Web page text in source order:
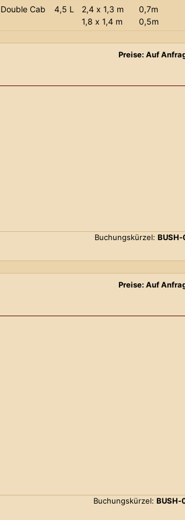
Double Cab 4,5 L
2,4 x 1,3 m
1,8 x 1,4 m
0,7m
0,5m
Preise: Auf
Buchungskürzel: BUSH-
Preise: Auf
Buchungskürzel: BUSH-